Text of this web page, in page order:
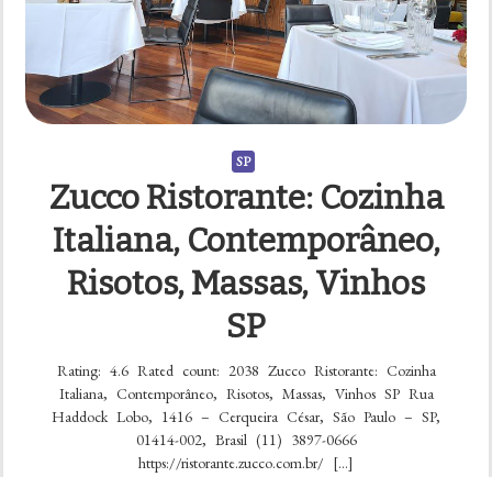
SP
Zucco Ristorante: Cozinha
Italiana, Contemporâneo,
Risotos, Massas, Vinhos
SP
Rating: 4.6 Rated count: 2038 Zucco Ristorante: Cozinha
Italiana, Contemporâneo, Risotos, Massas, Vinhos SP Rua
Haddock Lobo, 1416 – Cerqueira César, São Paulo – SP,
01414-002, Brasil (11) 3897-0666
https://ristorante.zucco.com.br/ […]